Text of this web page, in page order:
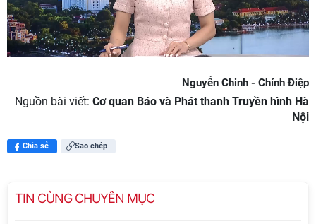
y
V
d
e
Nguyễn Chinh - Chính Điệp
Nguồn bài viết: Cơ quan Báo và Phát thanh Truyền hình Hà
Nội
Chia sẻ Sao chép
TIN CÙNG CHUYÊN MỤC